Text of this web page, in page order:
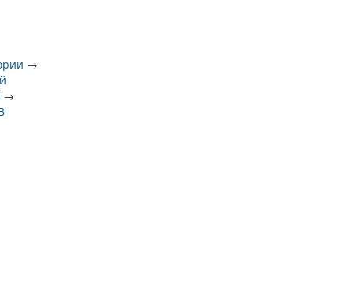
→
→